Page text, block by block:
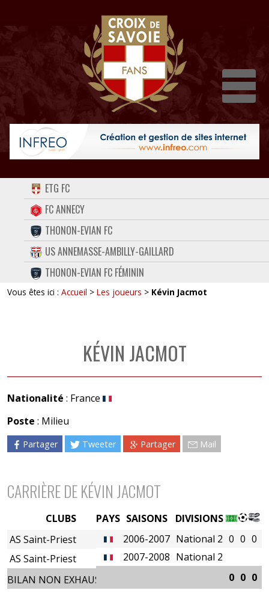
ACCUEIL
FORUM
CONTACT
FACEBOOK
TWITTER
ETG FC
FC ANNECY
THONON-EVIAN FC
US ANNEMASSE-AMBILLY-GAILLARD
THONON-EVIAN FC FÉMININ
Vous êtes ici : Accueil > Les joueurs > Kévin Jacmot
KÉVIN JACMOT
Nationalité : France
Poste : Milieu
Partager Tweeter Partager Mail
CARRIÈRE DE KÉVIN JACMOT
PAYS SAISONS
DIVISIONS
2006-2007 National 2 0 0 0
2007-2008 National 2
0 0 0
CLUBS
AS Saint-Priest
AS Saint-Priest
BILAN NON EXHAUSTIF